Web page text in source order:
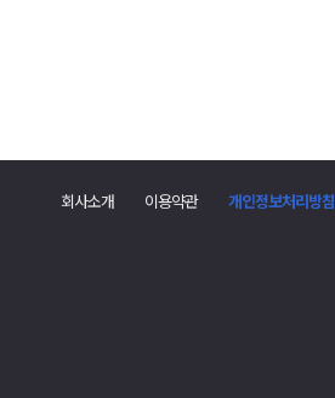
회사소개 이용약관 개인정보처리방침